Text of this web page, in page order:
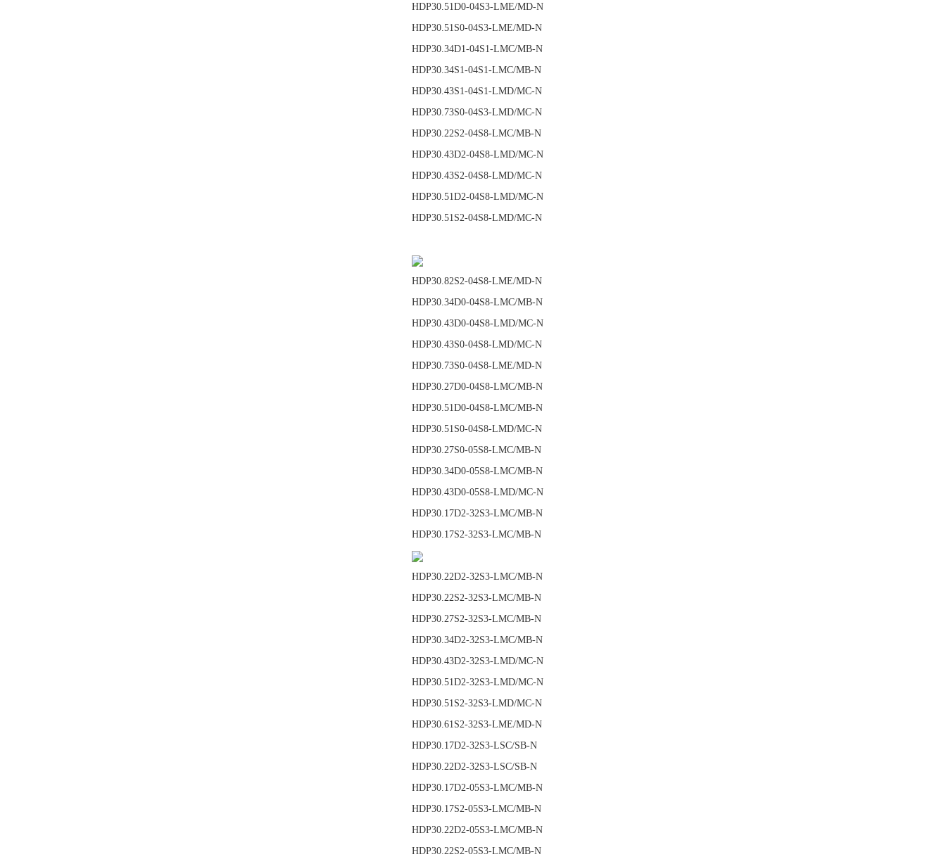
HDP30.51D0-04S3-LME/MD-N
HDP30.51S0-04S3-LME/MD-N
HDP30.34D1-04S1-LMC/MB-N
HDP30.34S1-04S1-LMC/MB-N
HDP30.43S1-04S1-LMD/MC-N
HDP30.73S0-04S3-LMD/MC-N
HDP30.22S2-04S8-LMC/MB-N
HDP30.43D2-04S8-LMD/MC-N
HDP30.43S2-04S8-LMD/MC-N
HDP30.51D2-04S8-LMD/MC-N
HDP30.51S2-04S8-LMD/MC-N
HDP30.82S2-04S8-LME/MD-N
HDP30.34D0-04S8-LMC/MB-N
HDP30.43D0-04S8-LMD/MC-N
HDP30.43S0-04S8-LMD/MC-N
HDP30.73S0-04S8-LME/MD-N
HDP30.27D0-04S8-LMC/MB-N
HDP30.51D0-04S8-LMC/MB-N
HDP30.51S0-04S8-LMD/MC-N
HDP30.27S0-05S8-LMC/MB-N
HDP30.34D0-05S8-LMC/MB-N
HDP30.43D0-05S8-LMD/MC-N
HDP30.17D2-32S3-LMC/MB-N
HDP30.17S2-32S3-LMC/MB-N
HDP30.22D2-32S3-LMC/MB-N
HDP30.22S2-32S3-LMC/MB-N
HDP30.27S2-32S3-LMC/MB-N
HDP30.34D2-32S3-LMC/MB-N
HDP30.43D2-32S3-LMD/MC-N
HDP30.51D2-32S3-LMD/MC-N
HDP30.51S2-32S3-LMD/MC-N
HDP30.61S2-32S3-LME/MD-N
HDP30.17D2-32S3-LSC/SB-N
HDP30.22D2-32S3-LSC/SB-N
HDP30.17D2-05S3-LMC/MB-N
HDP30.17S2-05S3-LMC/MB-N
HDP30.22D2-05S3-LMC/MB-N
HDP30.22S2-05S3-LMC/MB-N